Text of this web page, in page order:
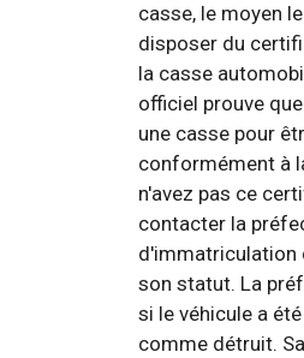
casse, le moyen
disposer du
la casse
officiel prouve
une casse pour
conformément à
n'avez pas ce
contacter la
d'immatriculation
son statut. La
si le véhicule a
comme détruit.